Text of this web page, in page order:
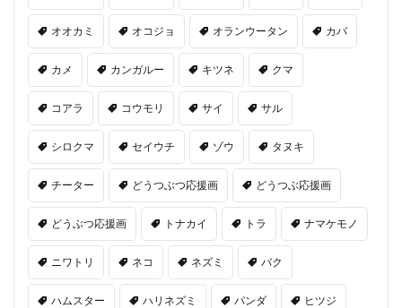
オオカミ オコジョ オランウータン カバ
カメ カンガルー キツネ クマ
コアラ コウモリ サイ サル
シロクマ セイウチ ゾウ タヌキ
チーター どうつぶつ応援画 どうつぶ応援画
どうぶつ応援画 トナカイ トラ ナマケモノ
ニワトリ ネコ ネズミ バク
ハムスター ハリネズミ パンダ ヒツジ